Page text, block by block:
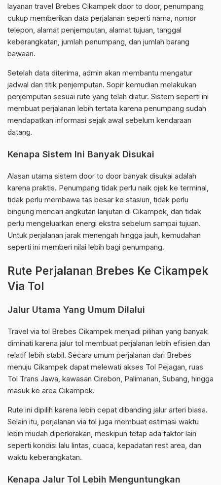
layanan travel Brebes Cikampek door to door, penumpang
cukup memberikan data perjalanan seperti nama, nomor
telepon, alamat penjemputan, alamat tujuan, tanggal
keberangkatan, jumlah penumpang, dan jumlah barang
bawaan.
Setelah data diterima, admin akan membantu mengatur
jadwal dan titik penjemputan. Sopir kemudian melakukan
penjemputan sesuai rute yang telah diatur. Sistem seperti ini
membuat perjalanan lebih tertata karena penumpang sudah
mendapatkan informasi sejak awal sebelum kendaraan
datang.
Kenapa Sistem Ini Banyak Disukai
Alasan utama sistem door to door banyak disukai adalah
karena praktis. Penumpang tidak perlu naik ojek ke terminal,
tidak perlu membawa tas besar ke stasiun, tidak perlu
bingung mencari angkutan lanjutan di Cikampek, dan tidak
perlu mengeluarkan energi ekstra sebelum sampai tujuan.
Untuk perjalanan jarak menengah hingga jauh, kemudahan
seperti ini memberi nilai lebih bagi penumpang.
Rute Perjalanan Brebes Ke Cikampek
Via Tol
Jalur Utama Yang Umum Dilalui
Travel via tol Brebes Cikampek menjadi pilihan yang banyak
diminati karena jalur tol membuat perjalanan lebih efisien dan
relatif lebih stabil. Secara umum perjalanan dari Brebes
menuju Cikampek dapat melewati akses Tol Pejagan, ruas
Tol Trans Jawa, kawasan Cirebon, Palimanan, Subang, hingga
masuk ke area Cikampek.
Rute ini dipilih karena lebih cepat dibanding jalur arteri biasa.
Selain itu, perjalanan via tol juga membuat estimasi waktu
lebih mudah diperkirakan, meskipun tetap ada faktor lain
seperti kondisi lalu lintas, cuaca, kepadatan rest area, dan
waktu keberangkatan.
Kenapa Jalur Tol Lebih Menguntungkan